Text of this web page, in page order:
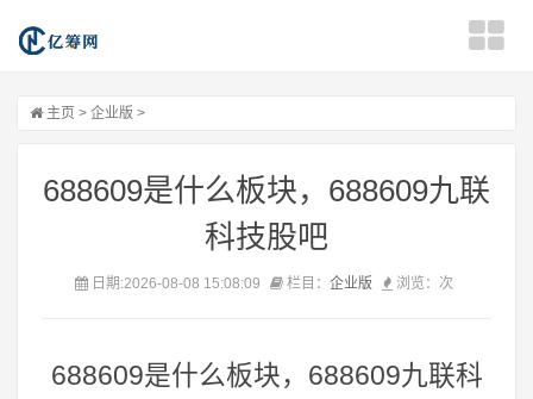
主页 > 企业版 >
688609是什么板块，688609九联
科技股吧
日期:2026-08-08 15:08:09 栏目： 企业版 浏览： 次
688609是什么板块，688609九联科